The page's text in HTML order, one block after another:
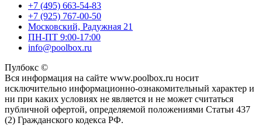
+7 (495) 663-54-83
+7 (925) 767-00-50
Московский, Радужная 21
ПН-ПТ 9:00-17:00
info@poolbox.ru
Пулбокс ©
Вся информация на сайте www.poolbox.ru носит
исключительно информационно-ознакомительный характер и
ни при каких условиях не является и не может считаться
публичной офертой, определяемой положениями Статьи 437
(2) Гражданского кодекса РФ.